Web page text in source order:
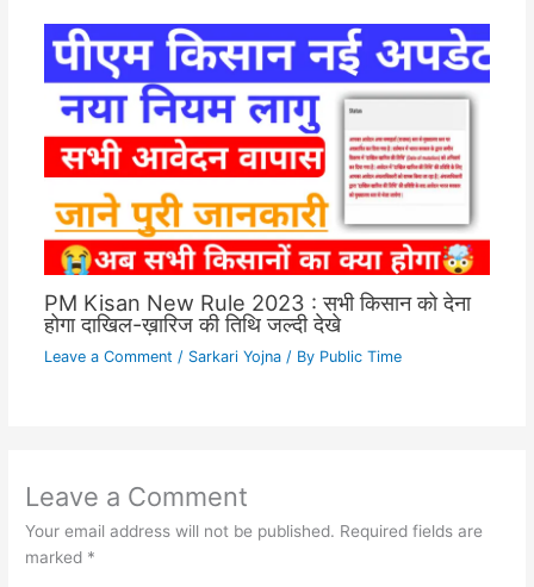
PM Kisan New Rule 2023 : सभी किसान को देना
होगा दाखिल-ख़ारिज की तिथि जल्दी देखे
Leave a Comment / Sarkari Yojna/ By Public Time
Leave a Comment
Your email address will not be published. Required fields are
marked *